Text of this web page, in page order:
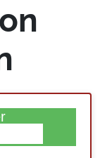
☎ Se faire rappeler